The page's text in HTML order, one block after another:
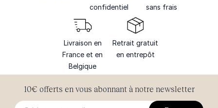
confidentiel
sans frais
Livraison en
France et en
Belgique
Retrait gratuit
en entrepôt
10€ offerts en vous abonnant à notre newsletter